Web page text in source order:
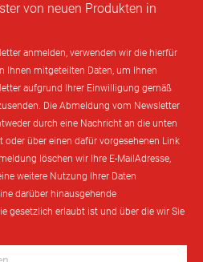
von neuen Produkten in
anmelden, verwenden wir die hierfür
Ihnen mitgeteilten Daten, um Ihnen
aufgrund Ihrer Einwilligung gemäß
Die Abmeldung vom Newsletter
durch eine Nachricht an die unten
über einen dafür vorgesehenen Link
löschen wir Ihre E-MailAdresse,
weitere Nutzung Ihrer Daten
darüber hinausgehende
gesetzlich erlaubt ist und über die wir Sie